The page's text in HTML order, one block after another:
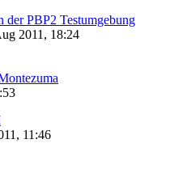
der PBP2 Testumgebung
2011, 18:24
11:46